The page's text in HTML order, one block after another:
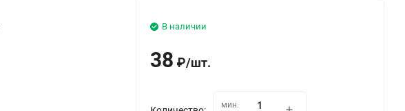
В наличии
38 ₽/шт.
мин.